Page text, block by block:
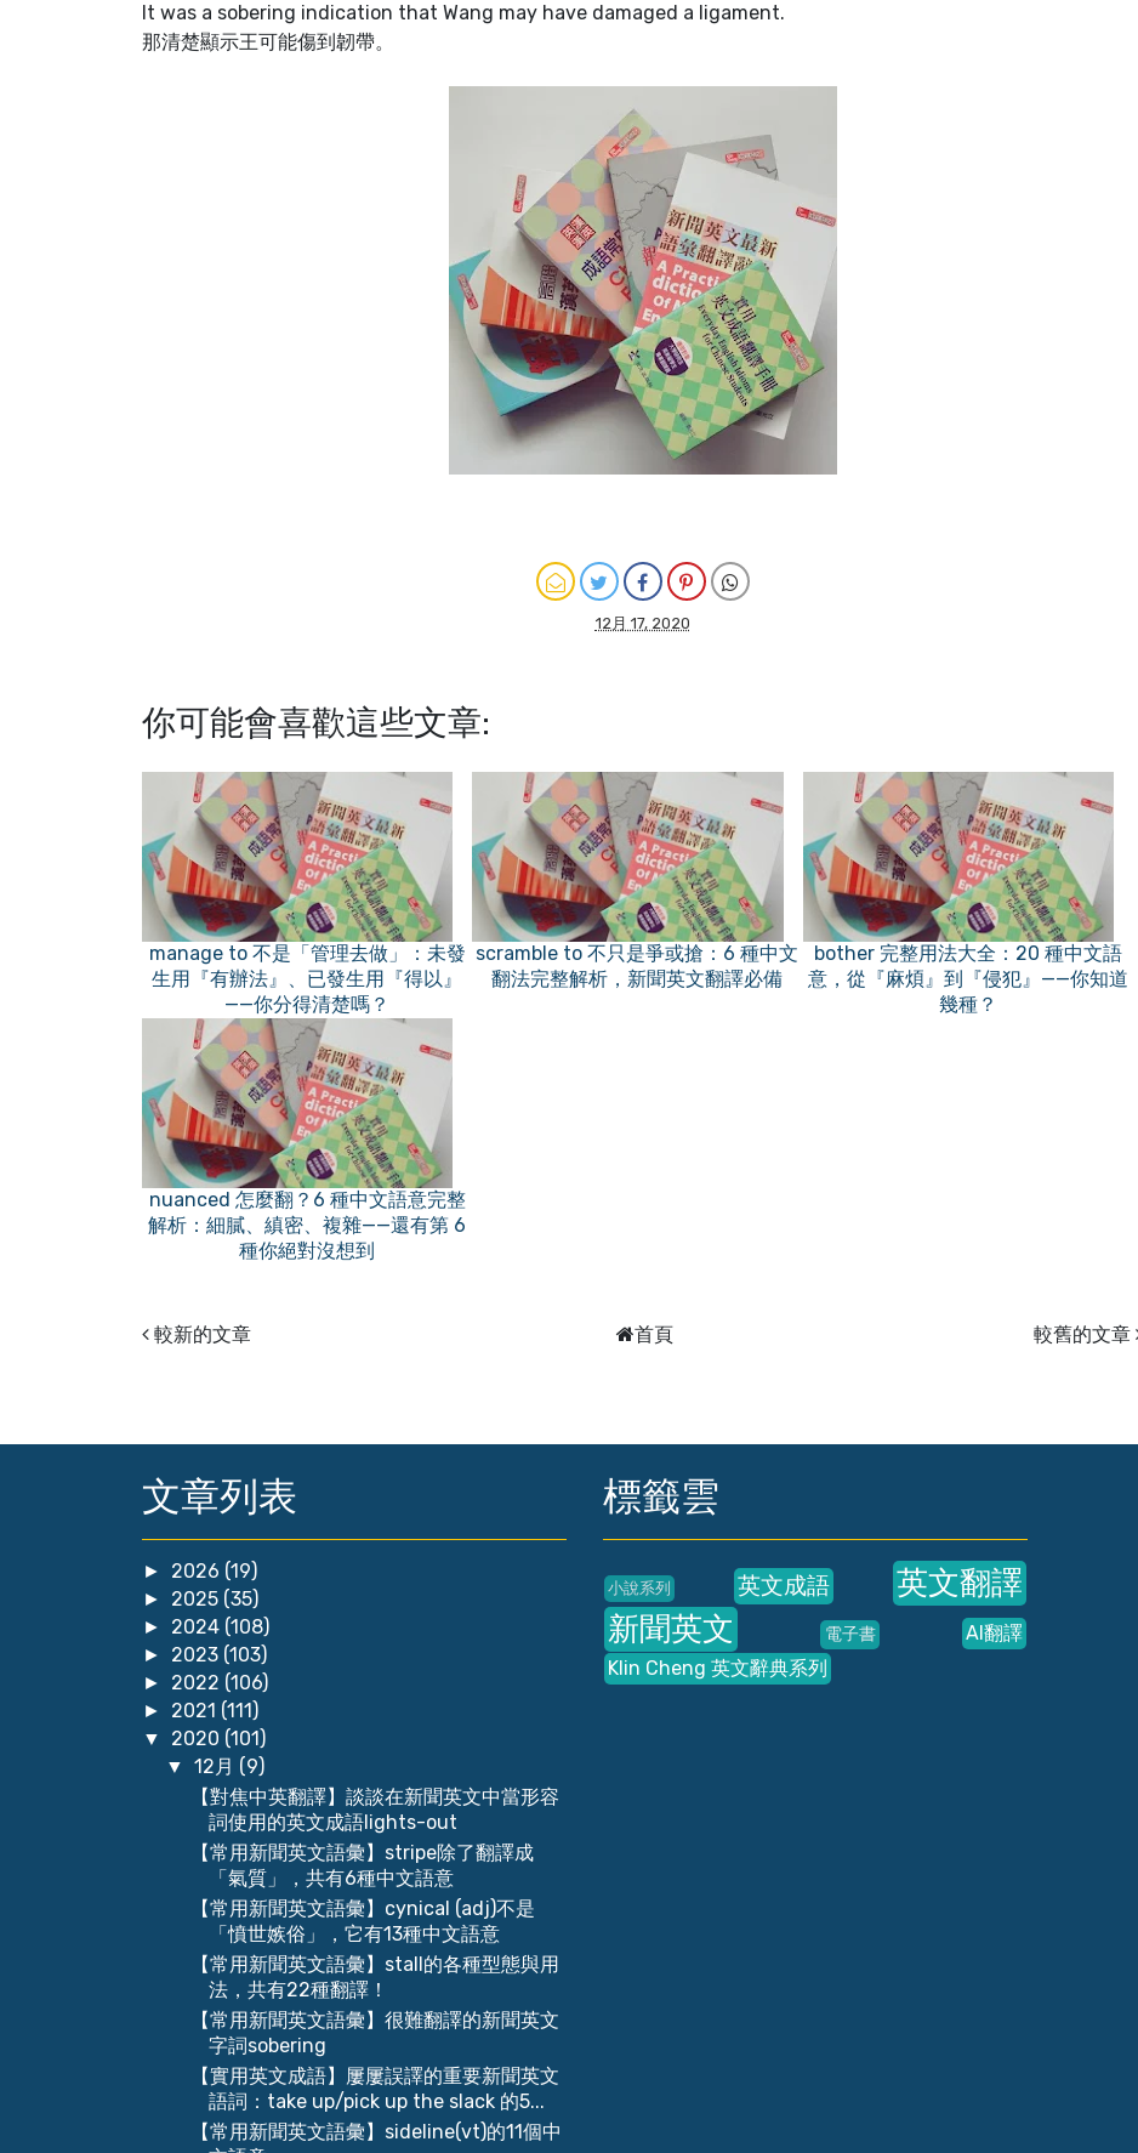
It was a sobering indication that Wang may have damaged a ligament.
那清楚顯示王可能傷到韌帶。
12月 17, 2020
你可能會喜歡這些文章:
manage to 不是「管理去做」：未發
生用『有辦法』、已發生用『得以』
——你分得清楚嗎？
scramble to 不只是爭或搶：6 種中文
翻法完整解析，新聞英文翻譯必備
bother 完整用法大全：20 種中文語
意，從『麻煩』到『侵犯』——你知道
幾種？
nuanced 怎麼翻？6 種中文語意完整
解析：細膩、縝密、複雜——還有第 6
種你絕對沒想到
較新的文章 較舊的文章
首頁
文章列表
► 2026 (19)
► 2025 (35)
► 2024 (108)
► 2023 (103)
► 2022 (106)
► 2021 (111)
▼ 2020 (101)
▼12月 (9)
【對焦中英翻譯】談談在新聞英文中當形容
詞使用的英文成語lights-out
【常用新聞英文語彙】stripe除了翻譯成
「氣質」，共有6種中文語意
【常用新聞英文語彙】cynical (adj)不是
「憤世嫉俗」，它有13種中文語意
【常用新聞英文語彙】stall的各種型態與用
法，共有22種翻譯！
【常用新聞英文語彙】很難翻譯的新聞英文
字詞sobering
【實用英文成語】屢屢誤譯的重要新聞英文
語詞：take up/pick up the slack 的5...
【常用新聞英文語彙】sideline(vt)的11個中
標籤雲
小說系列 英文成語
英文翻譯
新聞英文
電子書
AI翻譯
Klin Cheng 英文辭典系列